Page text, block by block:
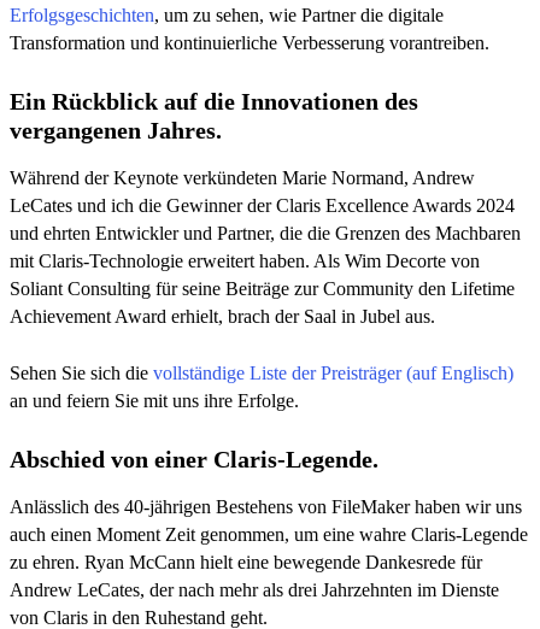
Erfolgsgeschichten, um zu sehen, wie Partner die digitale
Transformation und kontinuierliche Verbesserung vorantreiben.
Ein Rückblick auf die Innovationen des
vergangenen Jahres.
Während der Keynote verkündeten Marie Normand, Andrew
LeCates und ich die Gewinner der Claris Excellence Awards 2024
und ehrten Entwickler und Partner, die die Grenzen des Machbaren
mit Claris-Technologie erweitert haben. Als Wim Decorte von
Soliant Consulting für seine Beiträge zur Community den Lifetime
Achievement Award erhielt, brach der Saal in Jubel aus.
Sehen Sie sich die vollständige Liste der Preisträger (auf Englisch)
an und feiern Sie mit uns ihre Erfolge.
Abschied von einer Claris-Legende.
Anlässlich des 40-jährigen Bestehens von FileMaker haben wir uns
auch einen Moment Zeit genommen, um eine wahre Claris-Legende
zu ehren. Ryan McCann hielt eine bewegende Dankesrede für
Andrew LeCates, der nach mehr als drei Jahrzehnten im Dienste
von Claris in den Ruhestand geht.